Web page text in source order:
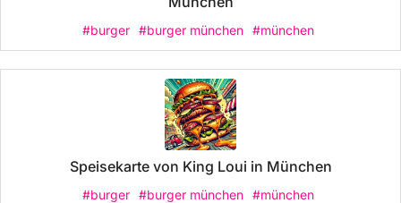
#burger #burger münchen #münchen
Speisekarte von King Loui in München
#burger #burger münchen #münchen